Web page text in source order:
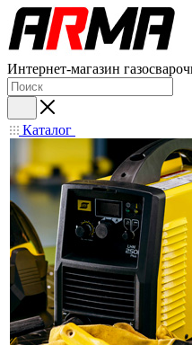
Интернет-магазин
Каталог